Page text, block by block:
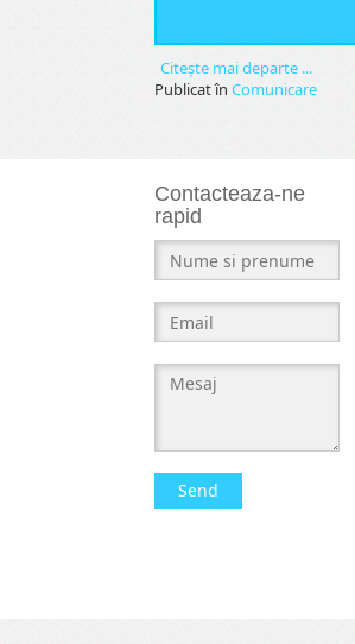
Citeşte mai departe ...
Publicat în Comunicare
Contacteaza-ne
rapid
Send